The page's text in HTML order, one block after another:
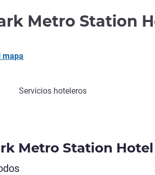
Metro Station
mapa
Servicios hoteleros
Metro Station Hotel